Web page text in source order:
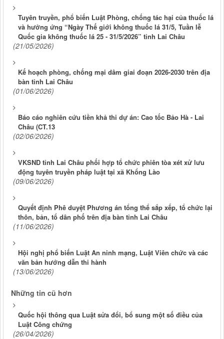
Tuyên truyền, phổ biến Luật Phòng, chống tác hại của thuốc lá
và hưởng ứng “Ngày Thế giới không thuốc lá 31/5, Tuần lễ
Quốc gia không thuốc lá 25 - 31/5/2026” tỉnh Lai Châu
(21/05/2026)
Kế hoạch phòng, chống mại dâm giai đoạn 2026-2030 trên địa
bàn tỉnh Lai Châu
(01/06/2026)
Báo cáo nghiên cứu tiền khả thi dự án: Cao tốc Bảo Hà - Lai
Châu (CT.13
(02/06/2026)
VKSND tỉnh Lai Châu phối hợp tổ chức phiên tòa xét xử lưu
động tuyên truyền pháp luật tại xã Khổng Lào
(09/06/2026)
Quyết định Phê duyệt Phương án tổng thể sắp xếp, tổ chức lại
thôn, bản, tổ dân phố trên địa bàn tỉnh Lai Châu
(11/06/2026)
Hội nghị phổ biến Luật An ninh mạng, Luật Viên chức và các
văn bản hướng dẫn thi hành
(13/06/2026)
Những tin cũ hơn
Quốc hội thông qua Luật sửa đổi, bổ sung một số điều của
Luật Công chứng
(26/04/2026)